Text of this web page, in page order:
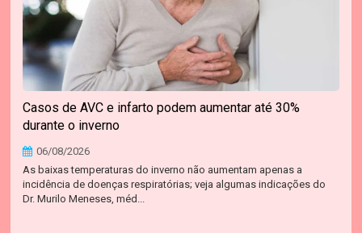
Casos de AVC e infarto podem aumentar até 30%
durante o inverno
06/08/2026
As baixas temperaturas do inverno não aumentam apenas a
incidência de doenças respiratórias; veja algumas indicações do
Dr. Murilo Meneses, méd...